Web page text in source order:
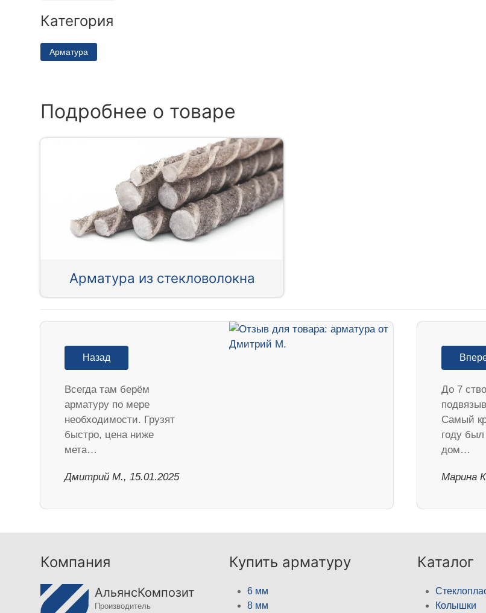
Категория
Арматура
Подробнее о товаре
Арматура из стекловолокна
Назад
Всегда там берём
арматуру по мере
необходимости. Грузят
быстро, цена ниже
мета…
Дмитрий М., 15.01.2025
До 7
Самый
году
дом…
Марина
Компания
АльянсКомпозит
Производитель
Купить арматуру
6 мм
8 мм
Каталог
Колышки